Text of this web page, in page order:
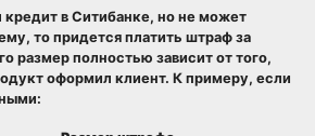
в Ситибанке, но не может
то придется платить штраф за
размер полностью зависит от того,
оформил клиент. К примеру, если